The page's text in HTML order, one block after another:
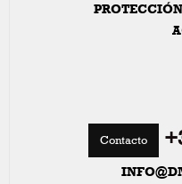
Contacto